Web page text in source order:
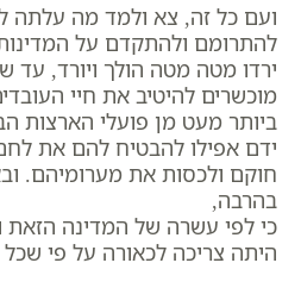
ועם כל זה, צא ולמד מה עלתה
להתרומם ולהתקדם על המדינות
ירדו מטה מטה הולך ויורד, עד
מוכשרים להיטיב את חיי
ביותר מעט מן פועלי הארצות
ידם אפילו להבטיח להם את
חוקם ולכסות את מערומיהם.
בהרבה,
כי לפי עשרה של המדינה הזאת
היתה צריכה לכאורה על פי שכל